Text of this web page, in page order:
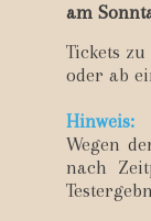
am
Tickets zu
oder ab
Hinweis:
Wegen
nach